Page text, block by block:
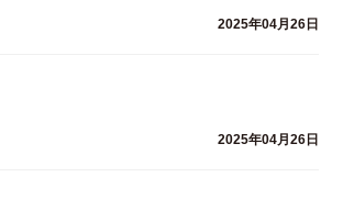
2025年04月26日
2025年04月26日